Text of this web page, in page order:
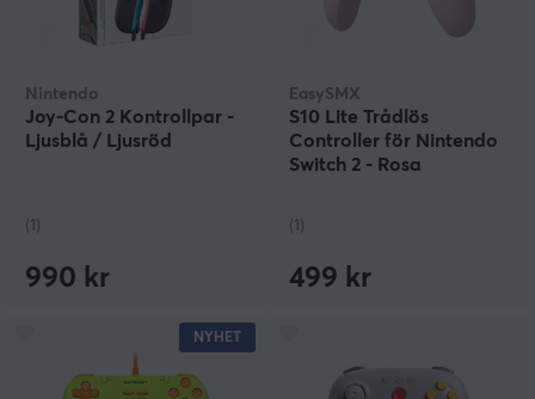
Nintendo
Joy-Con 2 Kontrollpar -
Ljusblå / Ljusröd
(1)
990 kr
EasySMX
S10 Lite Trådlös
Controller för Nintendo
Switch 2 - Rosa
(1)
499 kr
NYHET